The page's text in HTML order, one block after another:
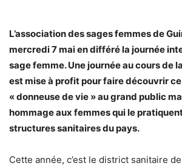
L’association des sages femmes de
mercredi 7 mai en différé la journée
sage femme. Une journée au cours de
est mise à profit pour faire découvrir
« donneuse de vie » au grand public
hommage aux femmes qui le
structures sanitaires du pays.
Cette année, c’est le district sanitaire